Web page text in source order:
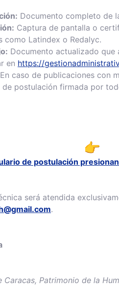
Documento completo de
Captura de pantalla o
como Latindex o Redalyc.
Documento actualizado
en https://
En caso de publicaciones con
postulación firmada por
de postulación
será atendida
.
Caracas, Patrimonio de la